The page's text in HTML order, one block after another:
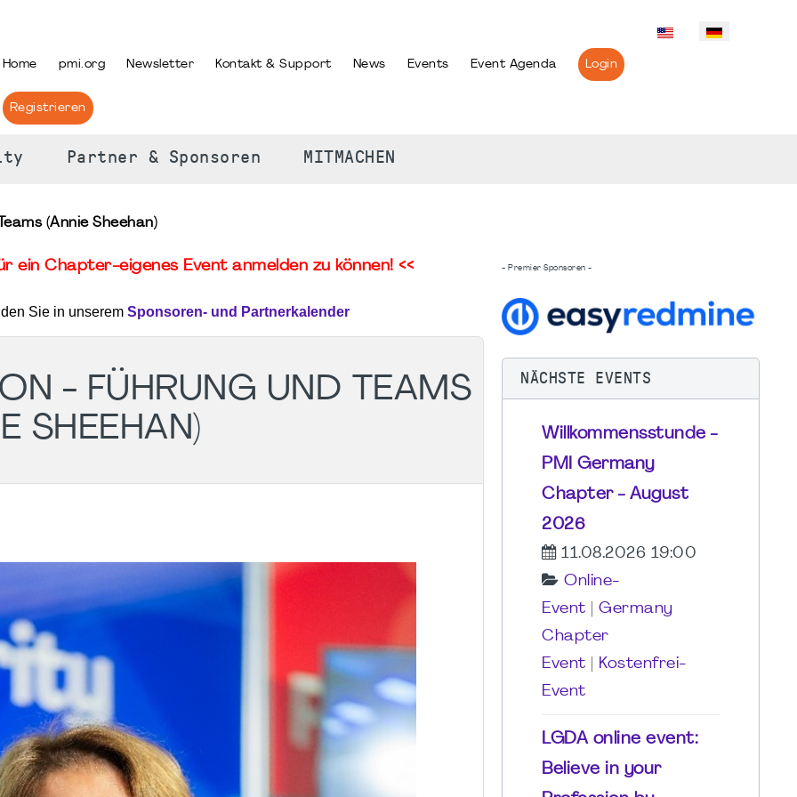
Home pmi.org Newsletter Kontakt & Support News Events Event Agenda Login
Registrieren
Partner & Sponsoren MITMACHEN
(Annie Sheehan)
ein Chapter-eigenes Event anmelden zu können! <<
Sie in unserem Sponsoren- und Partnerkalender
- FÜHRUNG UND TEAMS
SHEEHAN)
- Premier Sponsoren -
NÄCHSTE EVENTS
Willkommensstunde -
PMI Germany
Chapter - August
2026
11.08.2026 19:00
Online-
Event
Germany
Chapter
Event
Kostenfrei-
Event
LGDA online event:
Believe in your